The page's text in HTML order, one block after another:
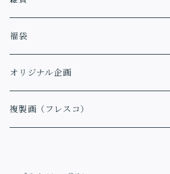
福袋
オリジナル企画
複製画（フレスコ）